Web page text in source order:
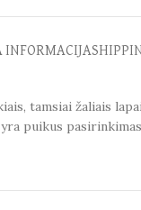
INFORMACIJA
tamsiai žaliais
puikus